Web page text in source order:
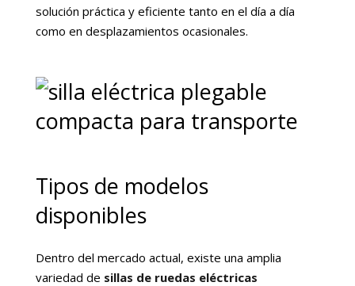
solución práctica y eficiente tanto en el día a día
como en desplazamientos ocasionales.
Tipos de modelos
disponibles
Dentro del mercado actual, existe una amplia
variedad de sillas de ruedas eléctricas